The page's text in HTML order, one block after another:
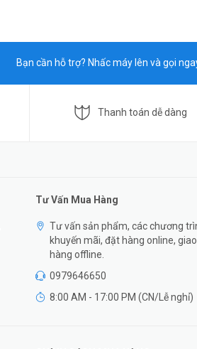
Bạn cần hỗ trợ? Nhấc máy lên và gọi
Thanh toán dễ dàng
Tư Vấn Mua Hàng
Tư vấn sản phẩm, các chương
khuyến mãi, đặt hàng online, giao
hàng offline.
0979646650
8:00 AM - 17:00 PM (CN/Lễ nghỉ)